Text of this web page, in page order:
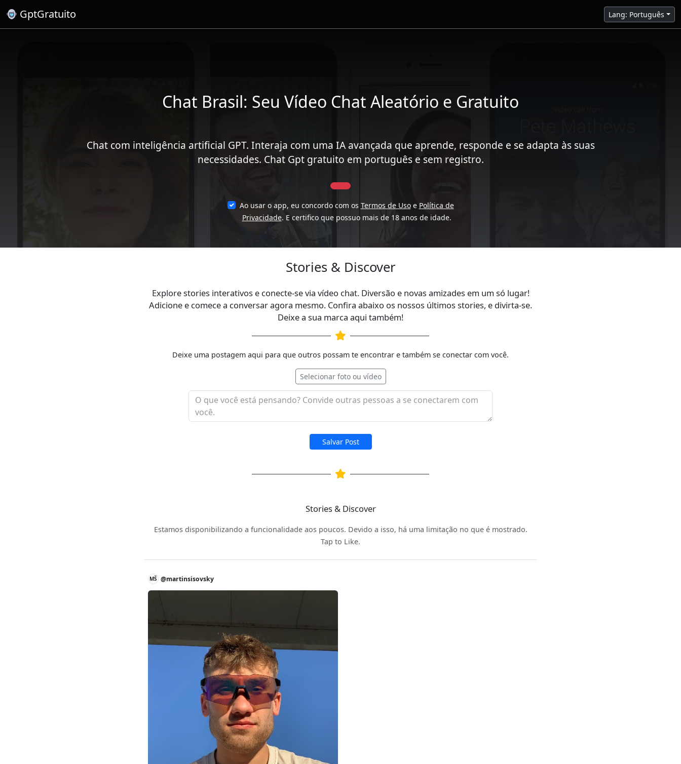
GptGratuito Lang: Português
Chat Brasil: Seu Vídeo Chat Aleatório e Gratuito
Chat com inteligência artificial GPT. Interaja com uma IA avançada que aprende, responde e se adapta às suas
necessidades. Chat Gpt gratuito em português e sem registro.
Ao usar o app, eu concordo com os Termos de Usoe Política de
Privacidade. E certifico que possuo mais de 18 anos de idade.
Stories & Discover
Explore stories interativos e conecte-se via vídeo chat. Diversão e novas amizades em um só lugar!
Adicione e comece a conversar agora mesmo. Confira abaixo os nossos últimos stories, e divirta-se.
Deixe a sua marca aqui também!
Deixe uma postagem aqui para que outros possam te encontrar e também se conectar com você.
Selecionar foto ou vídeo
Salvar Post
Stories & Discover
Estamos disponibilizando a funcionalidade aos poucos. Devido a isso, há uma limitação no que é mostrado.
Tap to Like.
MŠ @martinsisovsky